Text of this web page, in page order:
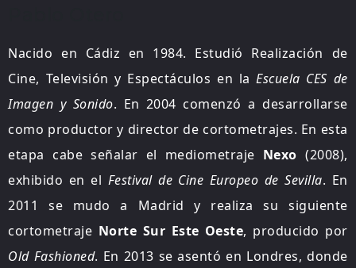
Nacido en Cádiz en 1984. Estudió Realización de
Cine, Televisión y Espectáculos en laEscuela CES de
Imagen y Sonido. En 2004 comenzó a desarrollarse
como productor y director de cortometrajes. En esta
etapa cabe señalar el mediometraje Nexo (2008),
exhibido en el Festival de Cine Europeo de Sevilla. En
2011 se mudo a Madrid y realiza su siguiente
cortometraje Norte Sur Este Oeste, producido por
Old Fashioned. En 2013 se asentó en Londres, donde